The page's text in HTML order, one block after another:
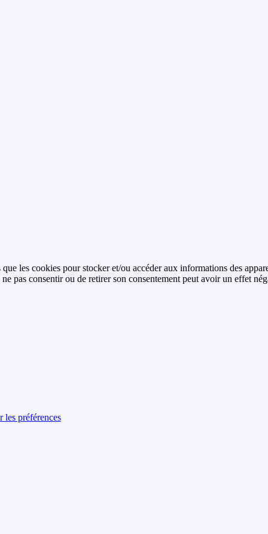
les cookies pour stocker et/ou accéder aux informations des
pas consentir ou de retirer son consentement peut avoir un effet
les préférences